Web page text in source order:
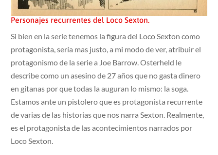
Personajes recurrentes del Loco Sexton.
Si bien en la serie tenemos la figura del Loco Sexton como
protagonista, sería mas justo, a mi modo de ver, atribuir el
protagonismo de la serie a Joe Barrow. Osterheld le
describe como un asesino de 27 años que no gasta dinero
en gitanas por que todas la auguran lo mismo: la soga.
Estamos ante un pistolero que es protagonista recurrente
de varias de las historias que nos narra Sexton. Realmente,
es el protagonista de las acontecimientos narrados por
Loco Sexton.